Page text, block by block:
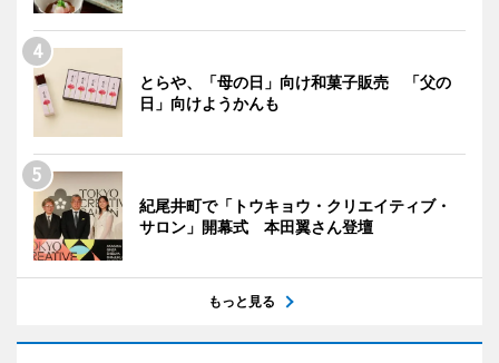
とらや、「母の日」向け和菓子販売 「父の
日」向けようかんも
紀尾井町で「トウキョウ・クリエイティブ・
サロン」開幕式 本田翼さん登壇
もっと見る